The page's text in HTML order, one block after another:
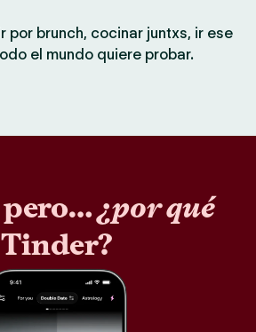
por brunch, cocinar juntxs, ir ese
el mundo quiere probar.
pero…¿por qué
Tinder?